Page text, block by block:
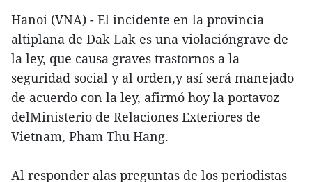
Hanoi (VNA) - El incidente en la provincia
altiplana de Dak Lak es una violacióngrave de
la ley, que causa graves trastornos a la
seguridad social y al orden,y así será manejado
de acuerdo con la ley, afirmó hoy la portavoz
delMinisterio de Relaciones Exteriores de
Vietnam, Pham Thu Hang.
Al responder alas preguntas de los periodistas